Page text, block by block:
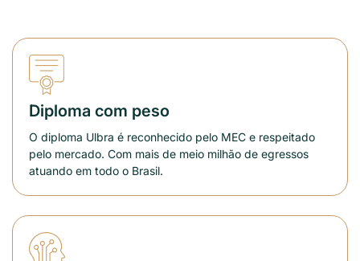
Diploma com peso
O diploma Ulbra é reconhecido pelo MEC e respeitado
pelo mercado. Com mais de meio milhão de egressos
atuando em todo o Brasil.